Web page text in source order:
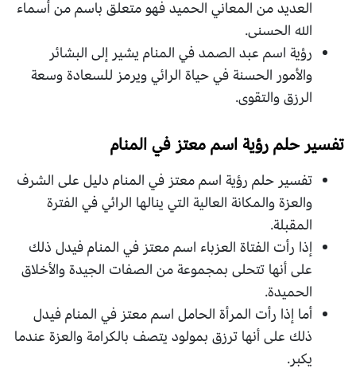
العديد من المعاني الحميد فهو متعلق باسم من أسماء
الله الحسنى.
رؤية اسم عبد الصمد في المنام يشير إلى البشائر
والأمور الحسنة في حياة الرائي ويرمز للسعادة وسعة
الرزق والتقوى.
تفسير حلم رؤية اسم معتز في المنام
تفسير حلم رؤية اسم معتز في المنام دليل على الشرف
والعزة والمكانة العالية التي ينالها الرائي في الفترة
المقبلة.
إذا رأت الفتاة العزباء اسم معتز في المنام فيدل ذلك
على أنها تتحلى بمجموعة من الصفات الجيدة والأخلاق
الحميدة.
أما إذا رأت المرأة الحامل اسم معتز في المنام فيدل
ذلك على أنها ترزق بمولود يتصف بالكرامة والعزة عندما
يكبر.